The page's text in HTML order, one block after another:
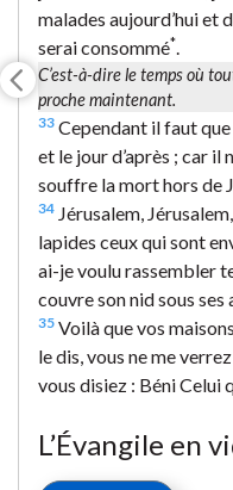
malades aujourd’hui et
serai consommé*
C’est-à-dire le temps où
proche maintenant.
33 Cependant il faut que
et le jour d’après ; car il
souffre la mort hors de
34 Jérusalem,
lapides ceux qui sont
ai-je voulu rassembler
couvre son nid sous ses
35 Voilà que vos
le dis, vous ne me
vous disiez : Béni Celui
L’Évangile en